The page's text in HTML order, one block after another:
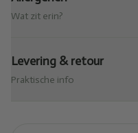
Wat zit erin?
Levering & retour
Praktische info